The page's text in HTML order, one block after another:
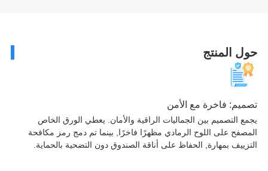
المنتج
فاخرة مع الأمن
التصميم بين الجماليات الراقية والأمان. يعطي الورق الخاص
على اللوح الرمادي مظهرًا فاخرًا, بينما تم دمج رمز مكافحة
بمهارة, الحفاظ على أناقة الصندوق دون التضحية بالحماية.